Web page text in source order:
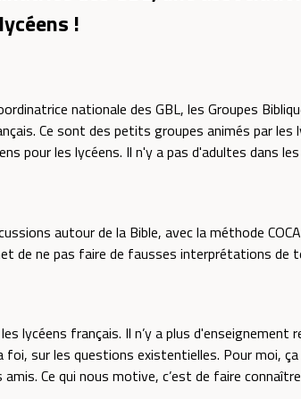
!
nationale des GBL, les Groupes
Ce sont des petits groupes animés par
pour les lycéens. Il n'y a pas d'adultes dans
autour de la Bible, avec la méthode
de ne pas faire de fausses interprétations
lycéens français. Il n’y a plus
sur les questions existentielles. Pour moi,
Ce qui nous motive, c’est de faire